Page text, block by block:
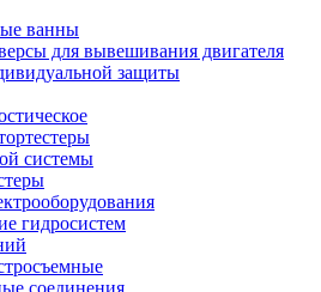
ванны
для вывешивания двигателя
защиты
системы
гидросистем
соединения